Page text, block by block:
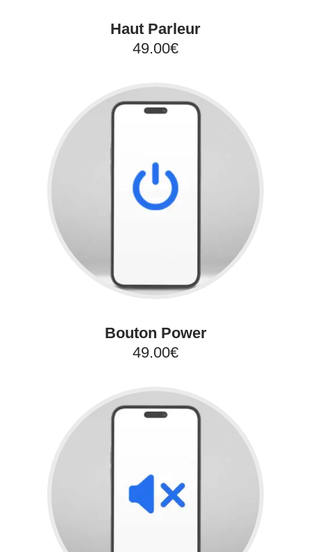
Haut Parleur
49.00€
Bouton Power
49.00€